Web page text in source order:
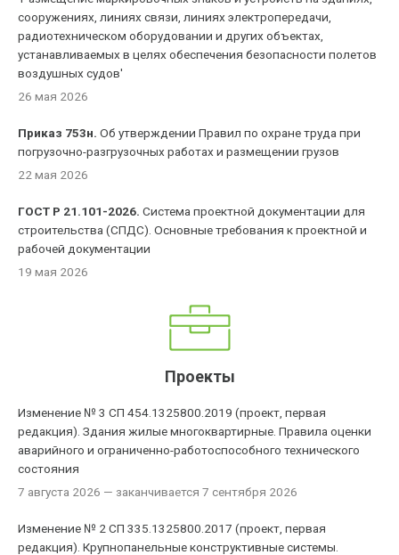
сооружениях, линиях связи, линиях электропередачи,
радиотехническом оборудовании и других объектах,
устанавливаемых в целях обеспечения безопасности полетов
воздушных судов'
26 мая 2026
Приказ 753н. Об утверждении Правил по охране труда при
погрузочно-разгрузочных работах и размещении грузов
22 мая 2026
ГОСТ Р 21.101-2026. Система проектной документации для
строительства (СПДС). Основные требования к проектной и
рабочей документации
19 мая 2026
Проекты
Изменение № 3 СП 454.1325800.2019 (проект, первая
редакция). Здания жилые многоквартирные. Правила оценки
аварийного и ограниченно-работоспособного технического
состояния
7 августа 2026 — заканчивается 7 сентября 2026
Изменение № 2 СП 335.1325800.2017 (проект, первая
редакция). Крупнопанельные конструктивные системы.